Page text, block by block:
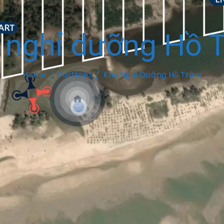
dưỡng Hồ
Home Portfolio Khu Nghỉ Dưỡng Hồ Tràm